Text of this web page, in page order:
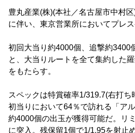
豊丸産業(株)(本社／名古屋市中村
に伴い、東京営業所においてプレス
初回大当り約4000個、追撃約3400
と、大当りルートを全て集約した
をもたらす。
スペックは特賞確率1/319.7(右打
初当りにおいて64％で訪れる「ア
約4000個の出玉が獲得可能だ。リ
に突入。残保留1個で1/1.95を射止